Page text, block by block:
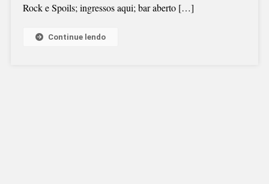
Rock e Spoils; ingressos aqui; bar aberto […]
Continue lendo